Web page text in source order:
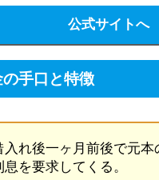
公式サイトへ
の手口と特徴
入れ後一ヶ月前後で元本
息を要求してくる。